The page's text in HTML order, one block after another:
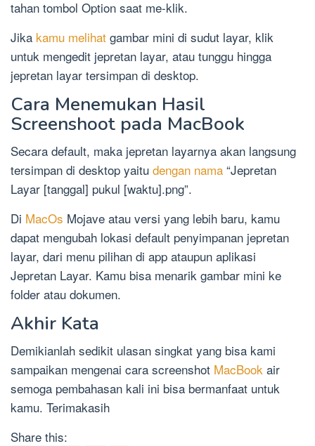
tahan tombol Option saat me-klik.
Jika kamu melihat gambar mini di sudut layar, klik
untuk mengedit jepretan layar, atau tunggu hingga
jepretan layar tersimpan di desktop.
Cara Menemukan Hasil
Screenshoot pada MacBook
Secara default, maka jepretan layarnya akan langsung
tersimpan di desktop yaitu dengan nama “Jepretan
Layar [tanggal] pukul [waktu].png”.
Di MacOs Mojave atau versi yang lebih baru, kamu
dapat mengubah lokasi default penyimpanan jepretan
layar, dari menu pilihan di app ataupun aplikasi
Jepretan Layar. Kamu bisa menarik gambar mini ke
folder atau dokumen.
Akhir Kata
Demikianlah sedikit ulasan singkat yang bisa kami
sampaikan mengenai cara screenshot MacBook air
semoga pembahasan kali ini bisa bermanfaat untuk
kamu. Terimakasih
Share this: